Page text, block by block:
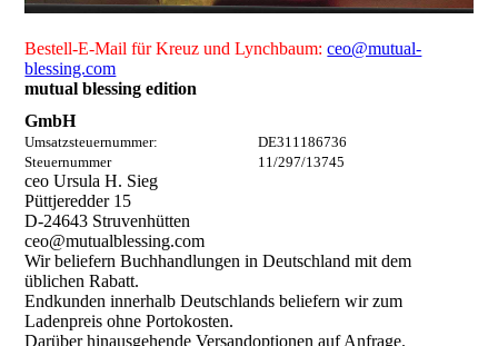
Bestell-E-Mailfür Kreuz und Lynchbaum:ceo@mutual-
blessing.com
mutual blessing edition
GmbH
Umsatzsteuernummer: DE311186736
Steuernummer 11/297/13745
ceo Ursula H. Sieg
Püttjeredder 15
D-24643 Struvenhütten
ceo@mutualblessing.com
Wir beliefern Buchhandlungen in Deutschland mit dem
üblichen Rabatt.
Endkunden innerhalb Deutschlands beliefern wir zum
Ladenpreis ohne Portokosten.
Darüber hinausgehende Versandoptionen auf Anfrage.